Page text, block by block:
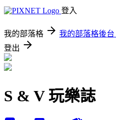
登入
我的部落格 我的部落格後台
登出
S & V 玩樂誌